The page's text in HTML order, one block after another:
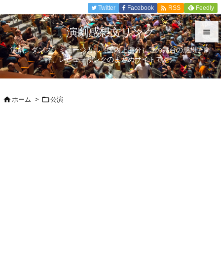


メニュ

Twitter Facebook  RSS Feedly
演劇感想文リンク
演劇、ダンス、ミュージカル（国内上演分）等の舞台の感想、劇
評、レビューリンクのまとめサイトです。
ホーム > 公演